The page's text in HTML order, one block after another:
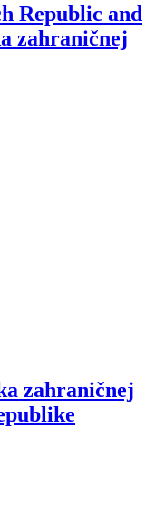
Republic and
zahraničnej
zahraničnej